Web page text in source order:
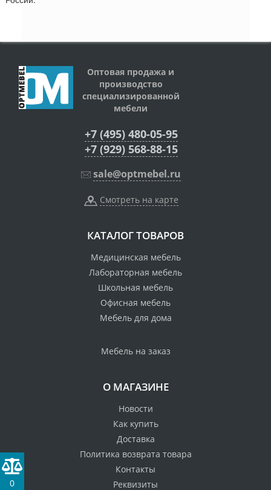
Оптовая продажа и
производство
специализированной
мебели
+7 (495) 480-05-95
+7 (929) 568-88-15
sale@optmebel.ru
Смотреть на карте
КАТАЛОГ ТОВАРОВ
Медицинская мебель
Лабораторная мебель
Школьная мебель
Офисная мебель
Мебель для дома
Мебель на заказ
О МАГАЗИНЕ
Новости
Как купить
Доставка
Политика возврата товара
Контакты
Реквизиты
0